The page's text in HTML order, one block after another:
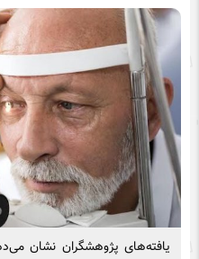
یافته‌های پژوهشگران نشان